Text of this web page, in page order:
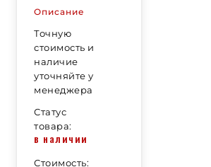
Описание
Точную
стоимость и
наличие
уточняйте у
менеджера
Статус
товара:
в наличии
Стоимость: